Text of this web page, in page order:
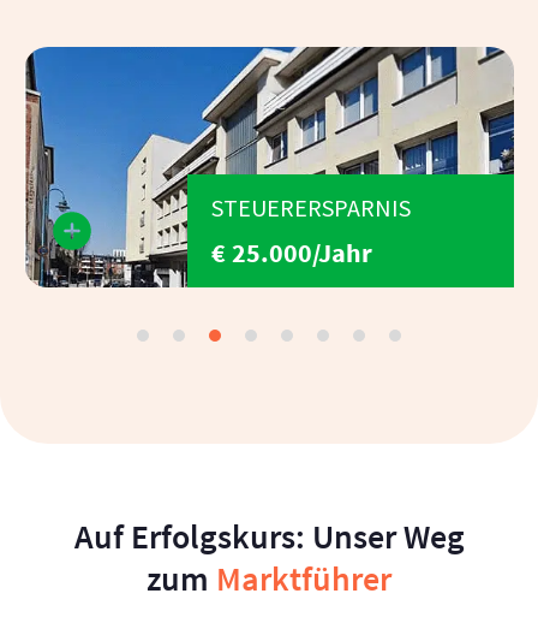
STEUERERSPARNIS
€ 400/Jahr
Auf Erfolgskurs: Unser Weg
zum Marktführer